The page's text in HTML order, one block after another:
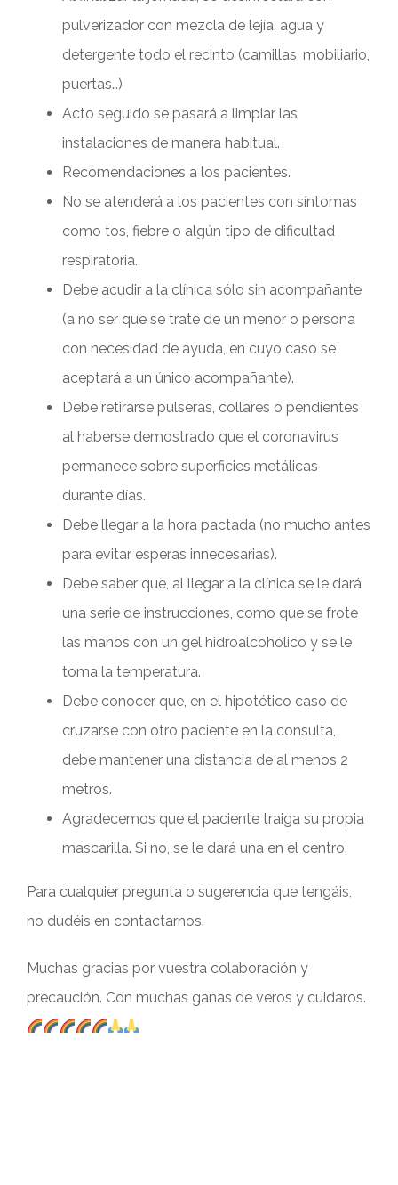
pulverizador con mezcla de lejía, agua y
detergente todo el recinto (camillas, mobiliario,
puertas…)
Acto seguido se pasará a limpiar las
instalaciones de manera habitual.
Recomendaciones a los pacientes.
No se atenderá a los pacientes con síntomas
como tos, fiebre o algún tipo de dificultad
respiratoria.
Debe acudir a la clínica sólo sin acompañante
(a no ser que se trate de un menor o persona
con necesidad de ayuda, en cuyo caso se
aceptará a un único acompañante).
Debe retirarse pulseras, collares o pendientes
al haberse demostrado que el coronavirus
permanece sobre superficies metálicas
durante días.
Debe llegar a la hora pactada (no mucho antes
para evitar esperas innecesarias).
Debe saber que, al llegar a la clínica se le dará
una serie de instrucciones, como que se frote
las manos con un gel hidroalcohólico y se le
toma la temperatura.
Debe conocer que, en el hipotético caso de
cruzarse con otro paciente en la consulta,
debe mantener una distancia de al menos 2
metros.
Agradecemos que el paciente traiga su propia
mascarilla. Si no, se le dará una en el centro.
Para cualquier pregunta o sugerencia que tengáis,
no dudéis en contactarnos.
Muchas gracias por vuestra colaboración y
precaución. Con muchas ganas de veros y cuidaros.